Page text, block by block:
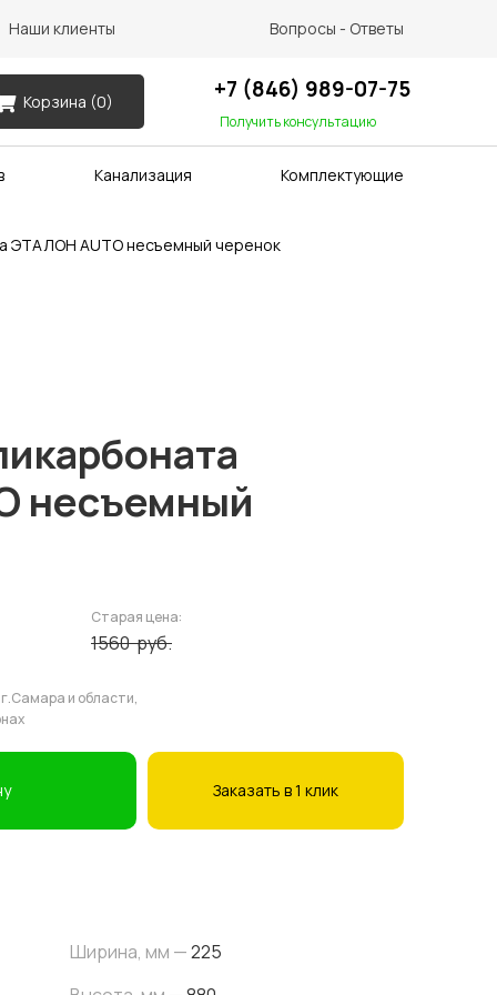
Наши клиенты Вопросы - Ответы
Корзина (0) +7 (846) 989-07-75
Получить консультацию
Канализация Комплектующие
ЭТАЛОН AUTO несъемный черенок
несъемный
Старая цена:
1560руб.
и области,
Заказать в 1 клик
Ширина, мм —225